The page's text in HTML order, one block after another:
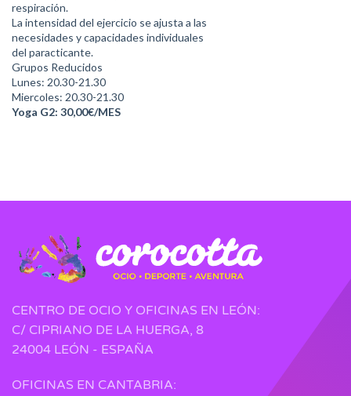
respiración.
La intensidad del ejercicio se ajusta a las
necesidades y capacidades individuales
del paracticante.
Grupos Reducidos
Lunes: 20.30-21.30
Miercoles: 20.30-21.30
Yoga G2: 30,00€/MES
CENTRO DE OCIO Y OFICINAS EN LEÓN:
C/ CIPRIANO DE LA HUERGA, 8
24004 LEÓN - ESPAÑA
OFICINAS EN CANTABRIA: